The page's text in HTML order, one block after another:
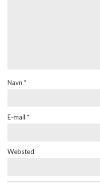
Navn *
E-mail *
Websted